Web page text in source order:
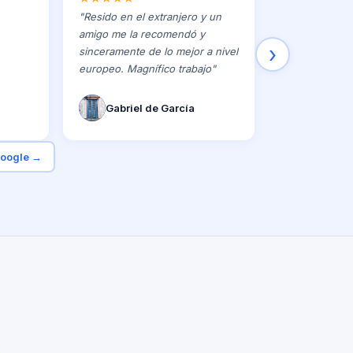
"Resido en el extranjero y un
amigo me la recomendó y
sinceramente de lo mejor a nivel
europeo. Magnífico trabajo"
Gabriel de García
›
→